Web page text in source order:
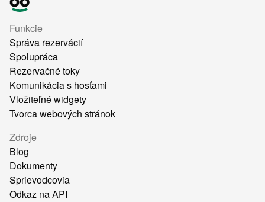
Funkcie
Správa rezervácií
Spolupráca
Rezervačné toky
Komunikácia s hosťami
Vložiteľné widgety
Tvorca webových stránok
Zdroje
Blog
Dokumenty
Sprievodcovia
Odkaz na API